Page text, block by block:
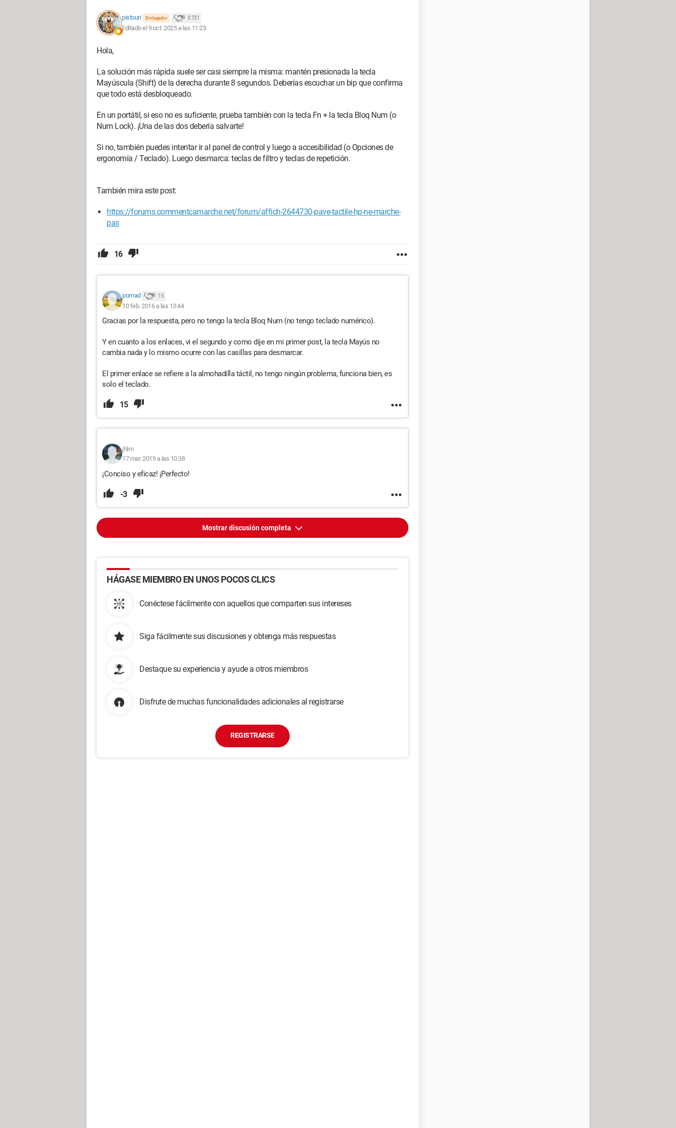
pistouri Embajador 8 731
Editado el 9 oct. 2025 a las 11:23
Hola,
La solución más rápida suele ser casi siempre la misma: mantén presionada la tecla
Mayúscula (Shift) de la derecha durante 8 segundos. Deberías escuchar un bip que confirma
que todo está desbloqueado.
En un portátil, si eso no es suficiente, prueba también con la tecla Fn + la tecla Bloq Num (o
Num Lock). ¡Una de las dos debería salvarte!
Si no, también puedes intentar ir al panel de control y luego a accesibilidad (o Opciones de
ergonomía / Teclado). Luego desmarca: teclas de filtro y teclas de repetición.
También mira este post:
https://forums.commentcamarche.net/forum/affich-2644730-pave-tactile-hp-ne-marche-
pas
16
pomad 15
10 feb. 2016 a las 13:44
Gracias por la respuesta, pero no tengo la tecla Bloq Num (no tengo teclado numérico).
Y en cuanto a los enlaces, vi el segundo y como dije en mi primer post, la tecla Mayús no
cambia nada y lo mismo ocurre con las casillas para desmarcar.
El primer enlace se refiere a la almohadilla táctil, no tengo ningún problema, funciona bien, es
solo el teclado.
15
jhlm
17 mar. 2019 a las 10:38
¡Conciso y eficaz! ¡Perfecto!
-3
Mostrar discusión completa
HÁGASE MIEMBRO EN UNOS POCOS CLICS
Conéctese fácilmente con aquellos que comparten sus intereses
Siga fácilmente sus discusiones y obtenga más respuestas
Destaque su experiencia y ayude a otros miembros
Disfrute de muchas funcionalidades adicionales al registrarse
REGISTRARSE